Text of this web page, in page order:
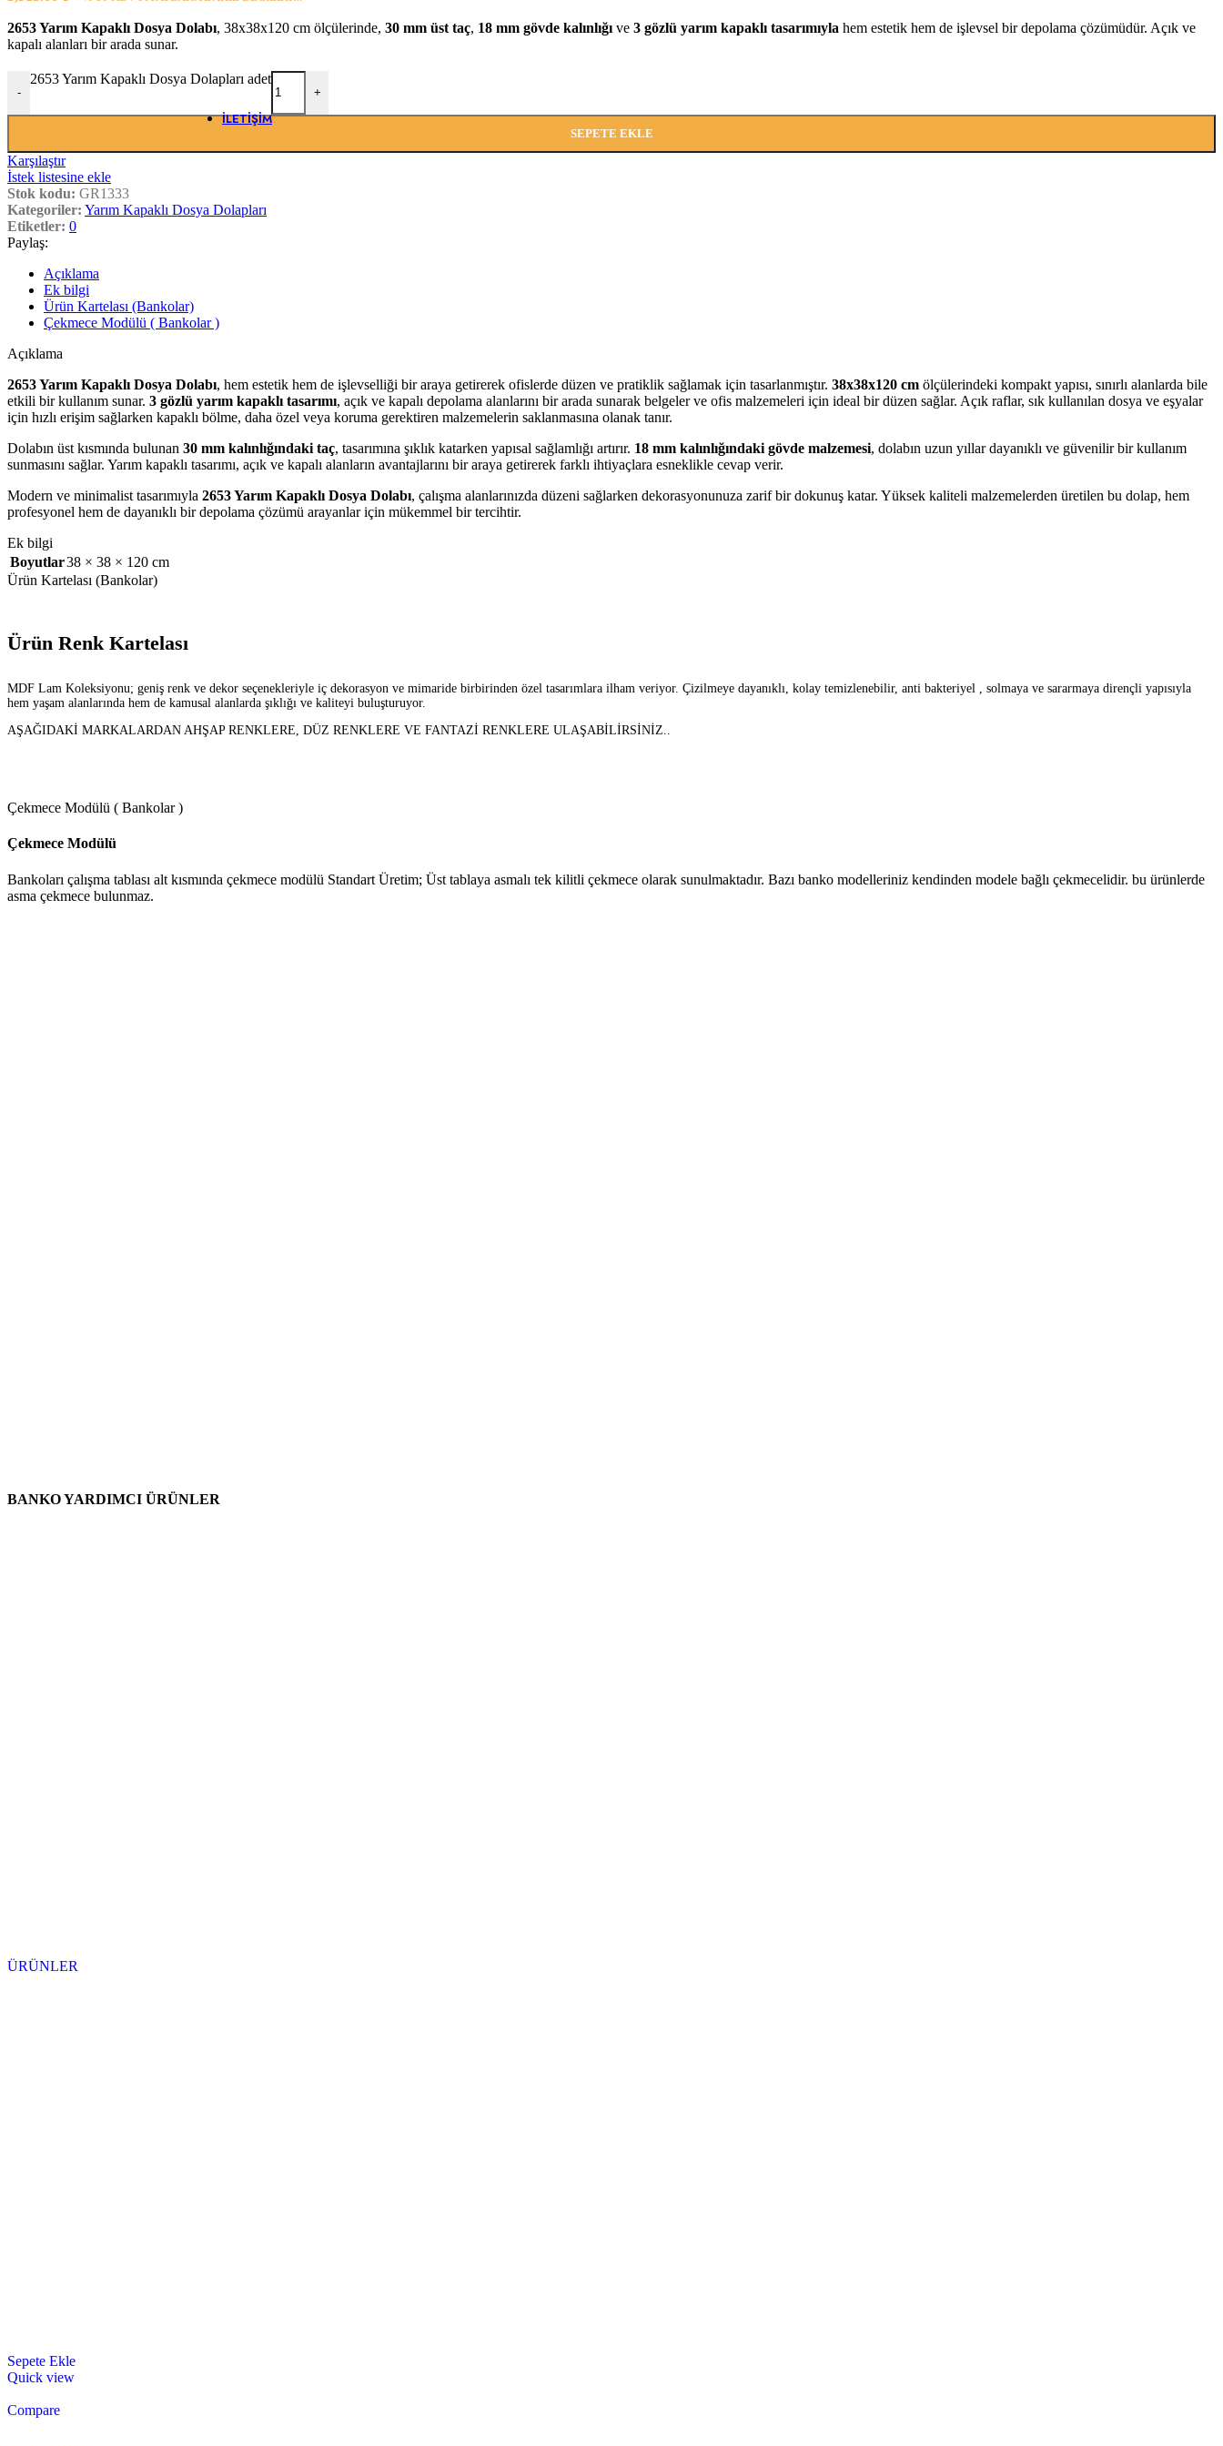
Çarpma Kapı
Kesonlar
İLETIŞIM
2653 Yarım Kapaklı Dosya Dolabı, 38x38x120 cm ölçülerinde, 30 mm üst taç, 18 mm gövde kalınlığı ve 3 gözlü yarım kapaklı tasarımıyla hem estetik hem de işlevsel bir depolama çözümüdür. Açık ve
kapalı alanları bir arada sunar.
-
2653 Yarım Kapaklı Dosya Dolapları adet
+
SEPETE EKLE
Karşılaştır
İstek listesine ekle
Stok kodu: GR1333
Kategoriler: Yarım Kapaklı Dosya Dolapları
Etiketler: 0
Paylaş:
Açıklama
Ek bilgi
Ürün Kartelası (Bankolar)
Çekmece Modülü ( Bankolar )
Açıklama
2653 Yarım Kapaklı Dosya Dolabı, hem estetik hem de işlevselliği bir araya getirerek ofislerde düzen ve pratiklik sağlamak için tasarlanmıştır. 38x38x120 cm ölçülerindeki kompakt yapısı, sınırlı alanlarda bile
etkili bir kullanım sunar. 3 gözlü yarım kapaklı tasarımı, açık ve kapalı depolama alanlarını bir arada sunarak belgeler ve ofis malzemeleri için ideal bir düzen sağlar. Açık raflar, sık kullanılan dosya ve eşyalar
için hızlı erişim sağlarken kapaklı bölme, daha özel veya koruma gerektiren malzemelerin saklanmasına olanak tanır.
Dolabın üst kısmında bulunan 30 mm kalınlığındaki taç, tasarımına şıklık katarken yapısal sağlamlığı artırır. 18 mm kalınlığındaki gövde malzemesi, dolabın uzun yıllar dayanıklı ve güvenilir bir kullanım
sunmasını sağlar. Yarım kapaklı tasarımı, açık ve kapalı alanların avantajlarını bir araya getirerek farklı ihtiyaçlara esneklikle cevap verir.
Modern ve minimalist tasarımıyla 2653 Yarım Kapaklı Dosya Dolabı, çalışma alanlarınızda düzeni sağlarken dekorasyonunuza zarif bir dokunuş katar. Yüksek kaliteli malzemelerden üretilen bu dolap, hem
profesyonel hem de dayanıklı bir depolama çözümü arayanlar için mükemmel bir tercihtir.
Ek bilgi
Boyutlar38 × 38 × 120 cm
Ürün Kartelası (Bankolar)
Ürün Renk Kartelası
MDF Lam Koleksiyonu; geniş renk ve dekor seçenekleriyle iç dekorasyon ve mimaride birbirinden özel tasarımlara ilham veriyor. Çizilmeye dayanıklı, kolay temizlenebilir, anti bakteriyel , solmaya ve sararmaya dirençli yapısıyla
hem yaşam alanlarında hem de kamusal alanlarda şıklığı ve kaliteyi buluşturuyor.
AŞAĞIDAKİ MARKALARDAN AHŞAP RENKLERE, DÜZ RENKLERE VE FANTAZİ RENKLERE ULAŞABİLİRSİNİZ..
Çekmece Modülü ( Bankolar )
Çekmece Modülü
Bankoları çalışma tablası alt kısmında çekmece modülü Standart Üretim; Üst tablaya asmalı tek kilitli çekmece olarak sunulmaktadır. Bazı banko modelleriniz kendinden modele bağlı çekmecelidir. bu ürünlerde
asma çekmece bulunmaz.
BANKO YARDIMCI ÜRÜNLER
ÜRÜNLER
Sepete Ekle
Quick view
Compare